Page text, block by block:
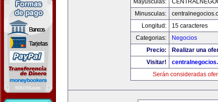
Mayusculas:
Minusculas:
Longitud:
15 caracteres
Categorias:
Negocios
Precio:
Realizar una
Visitar!
Serán consideradas